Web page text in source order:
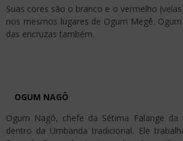
Suas cores são o branco e o vermelho
nos mesmos lugares de Ogum Megê.
das encruzas também.
OGUM NAGÔ
Ogum Nagô, chefe da Sétima Falange da
dentro da Umbanda tradicional. Ele